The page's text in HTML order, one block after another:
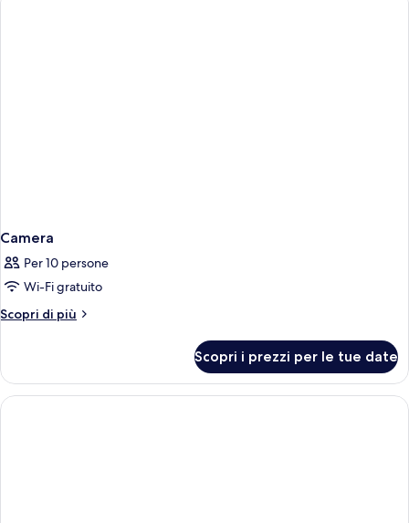
Camera
Per 10 persone
Wi-Fi gratuito
Scopri di più
Altri
Scopri i prezzi per le tue date